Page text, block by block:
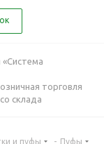
«Система
торговля
склада
и пуфы - Пуфы